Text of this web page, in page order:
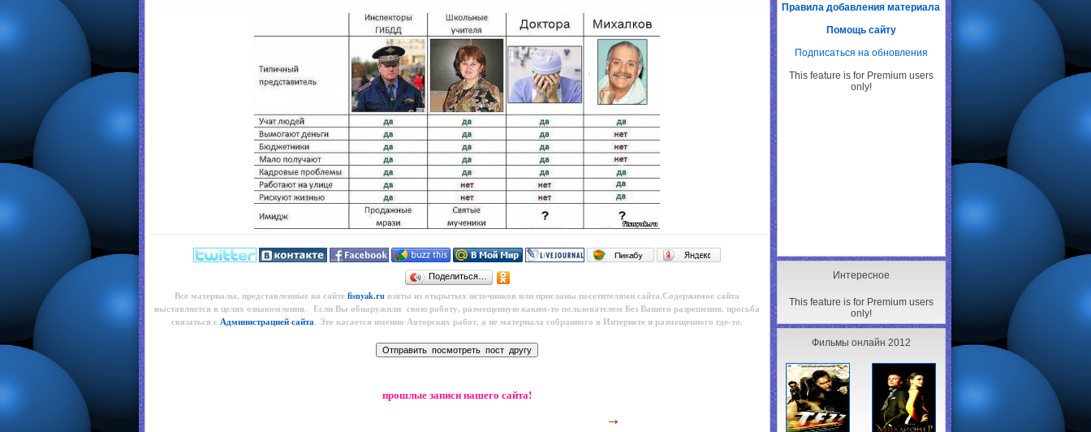
Правила добавления материала
Помощь сайту
Подписаться на обновления
This feature is for Premium users
only!
Интересное
This feature is for Premium users
only!
Фильмы онлайн 2012
Поделиться…
Все материалы, представленные на сайтеfisnyak.ruвзяты из открытых источников или присланы посетителями сайта.Содержимое сайта
выставляется в целях ознакомления. Если Вы обнаружили свою работу, размещенную каким-то пользователем Без Вашего разрешения, просьба
связаться сАдминистрацией сайта. Это касается именно Авторских работ, а не материала собранного в Интернете и размещенного где-то.
прошлые записи нашего сайта!